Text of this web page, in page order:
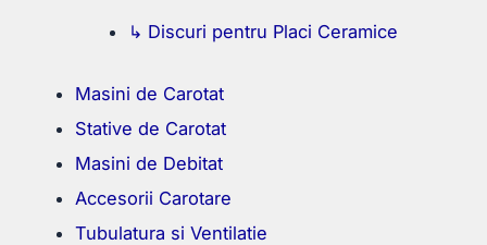
↳ Discuri pentru Placi Ceramice
Masini de Carotat
Stative de Carotat
Masini de Debitat
Accesorii Carotare
Tubulatura si Ventilatie